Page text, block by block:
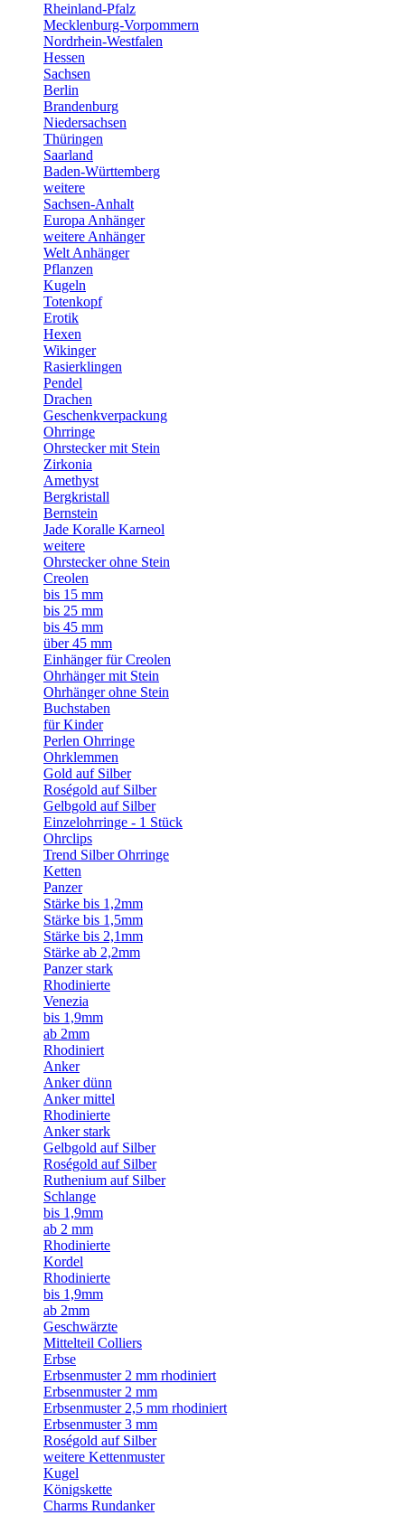
Rheinland-Pfalz
Mecklenburg-Vorpommern
Nordrhein-Westfalen
Hessen
Sachsen
Berlin
Brandenburg
Niedersachsen
Thüringen
Saarland
Baden-Württemberg
weitere
Sachsen-Anhalt
Europa Anhänger
weitere Anhänger
Welt Anhänger
Pflanzen
Kugeln
Totenkopf
Erotik
Hexen
Wikinger
Rasierklingen
Pendel
Drachen
Geschenkverpackung
Ohrringe
Ohrstecker mit Stein
Zirkonia
Amethyst
Bergkristall
Bernstein
Jade Koralle Karneol
weitere
Ohrstecker ohne Stein
Creolen
bis 15 mm
bis 25 mm
bis 45 mm
über 45 mm
Einhänger für Creolen
Ohrhänger mit Stein
Ohrhänger ohne Stein
Buchstaben
für Kinder
Perlen Ohrringe
Ohrklemmen
Gold auf Silber
Roségold auf Silber
Gelbgold auf Silber
Einzelohrringe - 1 Stück
Ohrclips
Trend Silber Ohrringe
Ketten
Panzer
Stärke bis 1,2mm
Stärke bis 1,5mm
Stärke bis 2,1mm
Stärke ab 2,2mm
Panzer stark
Rhodinierte
Venezia
bis 1,9mm
ab 2mm
Rhodiniert
Anker
Anker dünn
Anker mittel
Rhodinierte
Anker stark
Gelbgold auf Silber
Roségold auf Silber
Ruthenium auf Silber
Schlange
bis 1,9mm
ab 2 mm
Rhodinierte
Kordel
Rhodinierte
bis 1,9mm
ab 2mm
Geschwärzte
Mittelteil Colliers
Erbse
Erbsenmuster 2 mm rhodiniert
Erbsenmuster 2 mm
Erbsenmuster 2,5 mm rhodiniert
Erbsenmuster 3 mm
Roségold auf Silber
weitere Kettenmuster
Kugel
Königskette
Charms Rundanker